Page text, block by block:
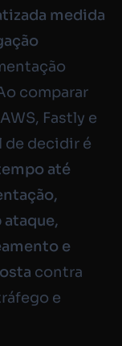
medida
comparar
Fastly e
de decidir é
até
e
contra
e